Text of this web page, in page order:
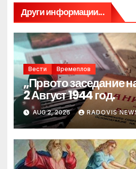
Други информации...
Вести Времеплов
„Првото заседание
2 Август 1944 год.
AUG 2, 2026 RADOVIS